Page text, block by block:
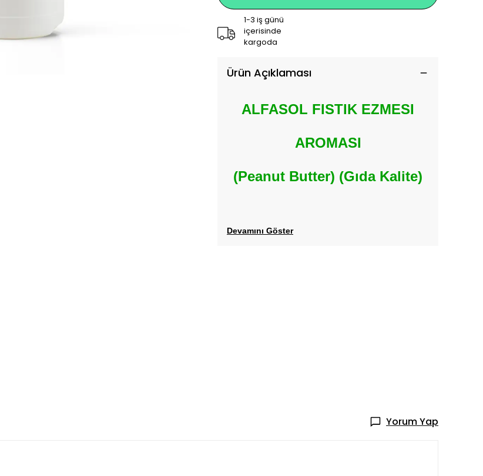
1-3 iş günü
içerisinde
kargoda
Ürün Açıklaması
ALFASOL FISTIK EZMESI
AROMASI
(Peanut Butter) (Gıda Kalite)
Devamını Göster
Yorum Yap